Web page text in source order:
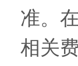
准。
相关费